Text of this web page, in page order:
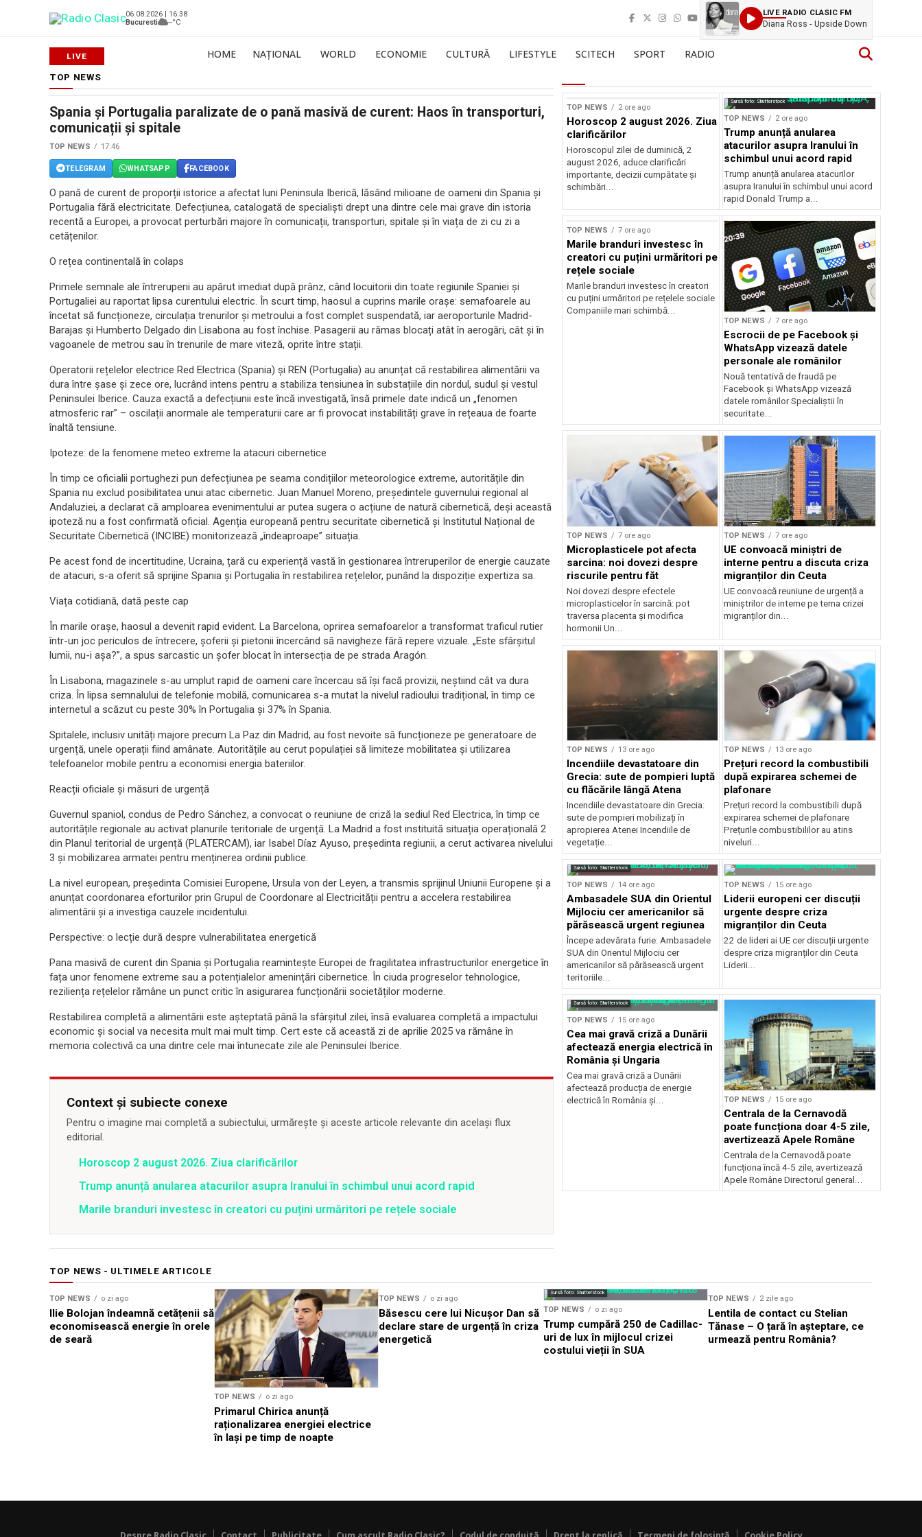
06.08.2026 | 16:38
Bucuresti
--°C
LIVE RADIO CLASIC FM
Diana Ross - Upside Down
HOME NAȚIONAL WORLD ECONOMIE CULTURĂ LIFESTYLE SCITECH SPORT RADIO
TOP NEWS
Spania și Portugalia paralizate de o pană masivă de curent: Haos în transporturi,
comunicații și spitale
TOP NEWS 17:46
TELEGRAM WHATSAPP FACEBOOK
O pană de curent de proporții istorice a afectat luni Peninsula Iberică, lăsând milioane de oameni din Spania și
Portugalia fără electricitate. Defecțiunea, catalogată de specialiști drept una dintre cele mai grave din istoria
recentă a Europei, a provocat perturbări majore în comunicații, transporturi, spitale și în viața de zi cu zi a
cetățenilor.
O rețea continentală în colaps
Primele semnale ale întreruperii au apărut imediat după prânz, când locuitorii din toate regiunile Spaniei și
Portugaliei au raportat lipsa curentului electric. În scurt timp, haosul a cuprins marile orașe: semafoarele au
încetat să funcționeze, circulația trenurilor și metroului a fost complet suspendată, iar aeroporturile Madrid-
Barajas și Humberto Delgado din Lisabona au fost închise. Pasagerii au rămas blocați atât în aerogări, cât și în
vagoanele de metrou sau în trenurile de mare viteză, oprite între stații.
Operatorii rețelelor electrice Red Electrica (Spania) și REN (Portugalia) au anunțat că restabilirea alimentării va
dura între șase și zece ore, lucrând intens pentru a stabiliza tensiunea în substațiile din nordul, sudul și vestul
Peninsulei Iberice. Cauza exactă a defecțiunii este încă investigată, însă primele date indică un „fenomen
atmosferic rar” – oscilații anormale ale temperaturii care ar fi provocat instabilități grave în rețeaua de foarte
înaltă tensiune.
Ipoteze: de la fenomene meteo extreme la atacuri cibernetice
În timp ce oficialii portughezi pun defecțiunea pe seama condițiilor meteorologice extreme, autoritățile din
Spania nu exclud posibilitatea unui atac cibernetic. Juan Manuel Moreno, președintele guvernului regional al
Andaluziei, a declarat că amploarea evenimentului ar putea sugera o acțiune de natură cibernetică, deși această
ipoteză nu a fost confirmată oficial. Agenția europeană pentru securitate cibernetică și Institutul Național de
Securitate Cibernetică (INCIBE) monitorizează „îndeaproape” situația.
Pe acest fond de incertitudine, Ucraina, țară cu experiență vastă în gestionarea întreruperilor de energie cauzate
de atacuri, s-a oferit să sprijine Spania și Portugalia în restabilirea rețelelor, punând la dispoziție expertiza sa.
Viața cotidiană, dată peste cap
În marile orașe, haosul a devenit rapid evident. La Barcelona, oprirea semafoarelor a transformat traficul rutier
într-un joc periculos de întrecere, șoferii și pietonii încercând să navigheze fără repere vizuale. „Este sfârșitul
lumii, nu-i așa?”, a spus sarcastic un șofer blocat în intersecția de pe strada Aragón.
În Lisabona, magazinele s-au umplut rapid de oameni care încercau să își facă provizii, neștiind cât va dura
criza. În lipsa semnalului de telefonie mobilă, comunicarea s-a mutat la nivelul radioului tradițional, în timp ce
internetul a scăzut cu peste 30% în Portugalia și 37% în Spania.
Spitalele, inclusiv unități majore precum La Paz din Madrid, au fost nevoite să funcționeze pe generatoare de
urgență, unele operații fiind amânate. Autoritățile au cerut populației să limiteze mobilitatea și utilizarea
telefoanelor mobile pentru a economisi energia bateriilor.
Reacții oficiale și măsuri de urgență
Guvernul spaniol, condus de Pedro Sánchez, a convocat o reuniune de criză la sediul Red Electrica, în timp ce
autoritățile regionale au activat planurile teritoriale de urgență. La Madrid a fost instituită situația operațională 2
din Planul teritorial de urgență (PLATERCAM), iar Isabel Díaz Ayuso, președinta regiunii, a cerut activarea nivelului
3 și mobilizarea armatei pentru menținerea ordinii publice.
La nivel european, președinta Comisiei Europene, Ursula von der Leyen, a transmis sprijinul Uniunii Europene și a
anunțat coordonarea eforturilor prin Grupul de Coordonare al Electricității pentru a accelera restabilirea
alimentării și a investiga cauzele incidentului.
Perspective: o lecție dură despre vulnerabilitatea energetică
Pana masivă de curent din Spania și Portugalia reamintește Europei de fragilitatea infrastructurilor energetice în
fața unor fenomene extreme sau a potențialelor amenințări cibernetice. În ciuda progreselor tehnologice,
reziliența rețelelor rămâne un punct critic în asigurarea funcționării societăților moderne.
Restabilirea completă a alimentării este așteptată până la sfârșitul zilei, însă evaluarea completă a impactului
economic și social va necesita mult mai mult timp. Cert este că această zi de aprilie 2025 va rămâne în
memoria colectivă ca una dintre cele mai întunecate zile ale Peninsulei Iberice.
Context și subiecte conexe
Pentru o imagine mai completă a subiectului, urmărește și aceste articole relevante din același flux
editorial.
Horoscop 2 august 2026. Ziua clarificărilor
Trump anunță anularea atacurilor asupra Iranului în schimbul unui acord rapid
Marile branduri investesc în creatori cu puțini urmăritori pe rețele sociale
TOP NEWS 2 ore ago
Horoscop 2 august 2026. Ziua
clarificărilor
Horoscopul zilei de duminică, 2
august 2026, aduce clarificări
importante, decizii cumpătate și
schimbări...
Sursă foto: Shutterstock
TOP NEWS 2 ore ago
Trump anunță anularea
atacurilor asupra Iranului în
schimbul unui acord rapid
Trump anunță anularea atacurilor
asupra Iranului în schimbul unui acord
rapid Donald Trump a...
TOP NEWS 7 ore ago
Marile branduri investesc în
creatori cu puțini urmăritori pe
rețele sociale
Marile branduri investesc în creatori
cu puțini urmăritori pe rețelele sociale
Companiile mari schimbă...
TOP NEWS 7 ore ago
Escrocii de pe Facebook și
WhatsApp vizează datele
personale ale românilor
Nouă tentativă de fraudă pe
Facebook și WhatsApp vizează
datele românilor Specialiștii în
securitate...
TOP NEWS 7 ore ago
Microplasticele pot afecta
sarcina: noi dovezi despre
riscurile pentru făt
Noi dovezi despre efectele
microplasticelor în sarcină: pot
traversa placenta și modifica
hormonii Un...
TOP NEWS 7 ore ago
UE convoacă miniștri de
interne pentru a discuta criza
migranților din Ceuta
UE convoacă reuniune de urgență a
miniștrilor de interne pe tema crizei
migranților din...
TOP NEWS 13 ore ago
Incendiile devastatoare din
Grecia: sute de pompieri luptă
cu flăcările lângă Atena
Incendiile devastatoare din Grecia:
sute de pompieri mobilizați în
apropierea Atenei Incendiile de
vegetație...
TOP NEWS 13 ore ago
Prețuri record la combustibili
după expirarea schemei de
plafonare
Prețuri record la combustibili după
expirarea schemei de plafonare
Prețurile combustibililor au atins
niveluri...
Sursă foto: Shutterstock
TOP NEWS 14 ore ago
Ambasadele SUA din Orientul
Mijlociu cer americanilor să
părăsească urgent regiunea
Începe adevărata furie: Ambasadele
SUA din Orientul Mijlociu cer
americanilor să părăsească urgent
teritoriile...
TOP NEWS 15 ore ago
Liderii europeni cer discuții
urgente despre criza
migranților din Ceuta
22 de lideri ai UE cer discuții urgente
despre criza migranților din Ceuta
Liderii...
Sursă foto: Shutterstock
TOP NEWS 15 ore ago
Cea mai gravă criză a Dunării
afectează energia electrică în
România și Ungaria
Cea mai gravă criză a Dunării
afectează producția de energie
electrică în România și...
TOP NEWS 15 ore ago
Centrala de la Cernavodă
poate funcționa doar 4-5 zile,
avertizează Apele Române
Centrala de la Cernavodă poate
funcționa încă 4-5 zile, avertizează
Apele Române Directorul general...
TOP NEWS - ULTIMELE ARTICOLE
TOP NEWS o zi ago
Ilie Bolojan îndeamnă cetățenii să
economisească energie în orele
de seară
TOP NEWS o zi ago
Primarul Chirica anunță
raționalizarea energiei electrice
în Iași pe timp de noapte
TOP NEWS o zi ago
Băsescu cere lui Nicușor Dan să
declare stare de urgență în criza
energetică
Sursă foto: Shutterstock
TOP NEWS o zi ago
Trump cumpără 250 de Cadillac-
uri de lux în mijlocul crizei
costului vieții în SUA
TOP NEWS 2 zile ago
Lentila de contact cu Stelian
Tănase – O țară în așteptare, ce
urmează pentru România?